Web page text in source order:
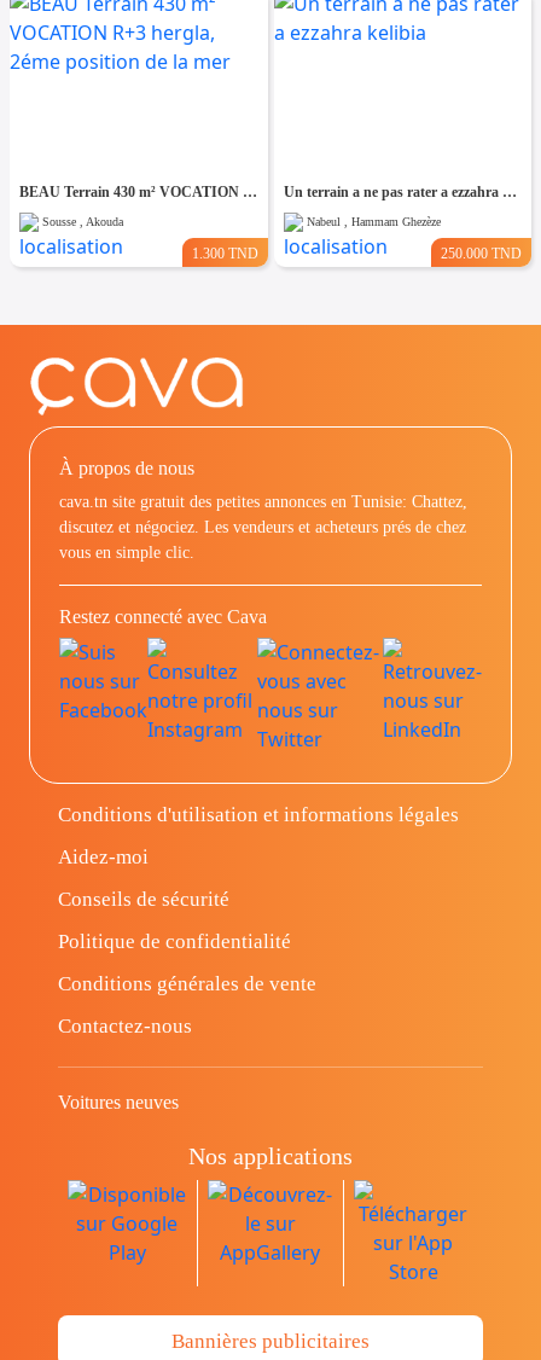
BEAU Terrain 430 m² VOCATION R+3 hergla, 2éme position de la mer
Sousse , Akouda
1.300 TND
Un terrain a ne pas rater a ezzahra kelibia
Nabeul , Hammam Ghezèze
250.000 TND
À propos de nous
cava.tn site gratuit des petites annonces en Tunisie: Chattez,
discutez et négociez. Les vendeurs et acheteurs prés de chez
vous en simple clic.
Restez connecté avec Cava
Conditions d'utilisation et informations légales
Aidez-moi
Conseils de sécurité
Politique de confidentialité
Conditions générales de vente
Contactez-nous
Voitures neuves
Nos applications
Bannières publicitaires